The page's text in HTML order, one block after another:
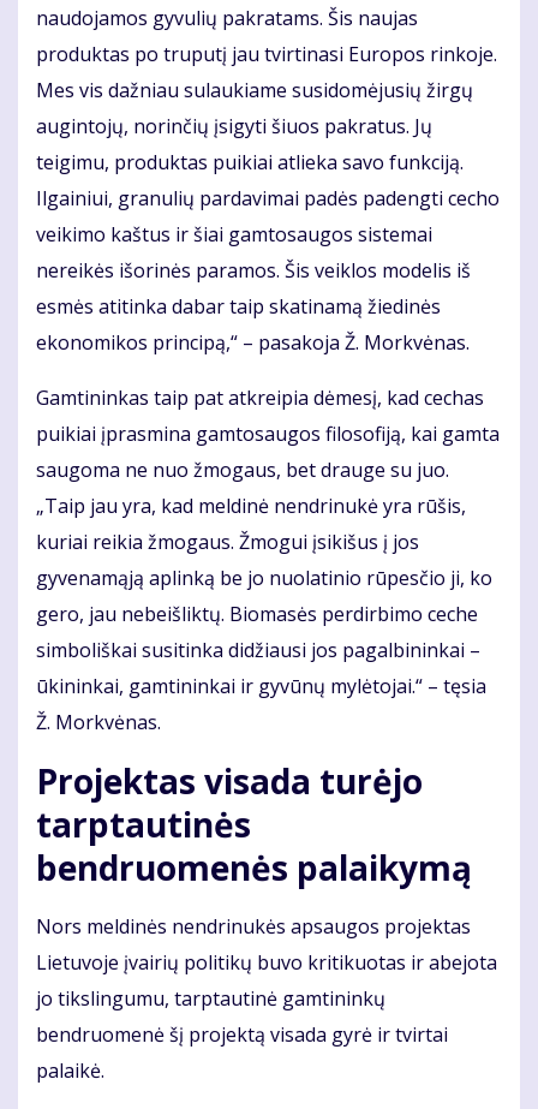
naudojamos gyvulių pakratams. Šis naujas
produktas po truputį jau tvirtinasi Europos rinkoje.
Mes vis dažniau sulaukiame susidomėjusių žirgų
augintojų, norinčių įsigyti šiuos pakratus. Jų
teigimu, produktas puikiai atlieka savo funkciją.
Ilgainiui, granulių pardavimai padės padengti cecho
veikimo kaštus ir šiai gamtosaugos sistemai
nereikės išorinės paramos. Šis veiklos modelis iš
esmės atitinka dabar taip skatinamą žiedinės
ekonomikos principą,“ – pasakoja Ž. Morkvėnas.
Gamtininkas taip pat atkreipia dėmesį, kad cechas
puikiai įprasmina gamtosaugos filosofiją, kai gamta
saugoma ne nuo žmogaus, bet drauge su juo.
„Taip jau yra, kad meldinė nendrinukė yra rūšis,
kuriai reikia žmogaus. Žmogui įsikišus į jos
gyvenamąją aplinką be jo nuolatinio rūpesčio ji, ko
gero, jau nebeišliktų. Biomasės perdirbimo ceche
simboliškai susitinka didžiausi jos pagalbininkai –
ūkininkai, gamtininkai ir gyvūnų mylėtojai.“ – tęsia
Ž. Morkvėnas.
Projektas visada turėjo
tarptautinės
bendruomenės palaikymą
Nors meldinės nendrinukės apsaugos projektas
Lietuvoje įvairių politikų buvo kritikuotas ir abejota
jo tikslingumu, tarptautinė gamtininkų
bendruomenė šį projektą visada gyrė ir tvirtai
palaikė.